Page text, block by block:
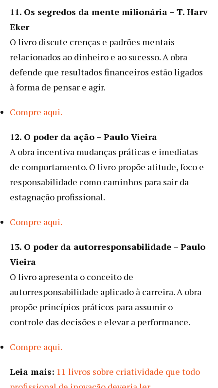
11. Os segredos da mente milionária – T. Harv
Eker
O livro discute crenças e padrões mentais
relacionados ao dinheiro e ao sucesso. A obra
defende que resultados financeiros estão ligados
à forma de pensar e agir.
Compre aqui.
12. O poder da ação – Paulo Vieira
A obra incentiva mudanças práticas e imediatas
de comportamento. O livro propõe atitude, foco e
responsabilidade como caminhos para sair da
estagnação profissional.
Compre aqui.
13. O poder da autorresponsabilidade – Paulo
Vieira
O livro apresenta o conceito de
autorresponsabilidade aplicado à carreira. A obra
propõe princípios práticos para assumir o
controle das decisões e elevar a performance.
Compre aqui.
Leia mais: 11 livros sobre criatividade que todo